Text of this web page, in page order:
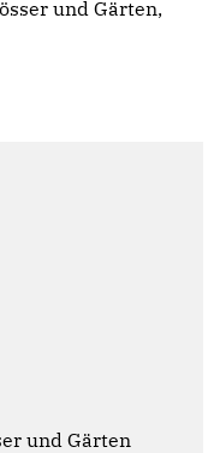
und Gärten,
und Gärten